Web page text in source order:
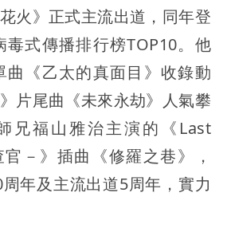
火》正式主流出道，同年登
式傳播排行榜TOP10。他
曲《乙太的真面目》收錄動
片尾曲《未來永劫》人氣攀
兄福山雅治主演的《Last
－》插曲《修羅之巷》，
年及主流出道5周年，實力